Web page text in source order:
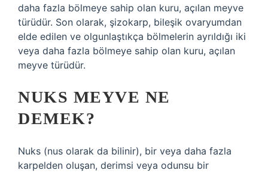
daha fazla bölmeye sahip olan kuru, açılan meyve
türüdür. Son olarak, şizokarp, bileşik ovaryumdan
elde edilen ve olgunlaştıkça bölmelerin ayrıldığı iki
veya daha fazla bölmeye sahip olan kuru, açılan
meyve türüdür.
NUKS MEYVE NE
DEMEK?
Nuks (nus olarak da bilinir), bir veya daha fazla
karpelden oluşan, derimsi veya odunsu bir